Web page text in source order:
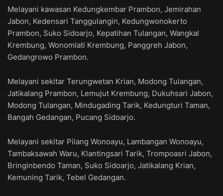
Melayani kawasan Kedungkembar Prambon, Jemirahan
Jabon, Kedensari Tanggulangin, Kedungwonokerto
Prambon, Suko Sidoarjo, Kepatihan Tulangan, Wangkal
Krembung, Wonomlati Krembung, Panggreh Jabon,
Gedangrowo Prambon.
Melayani sekitar Terungwetan Krian, Modong Tulangan,
Jatikalang Prambon, Lemujut Krembung, Dukuhsari Jabon,
Modong Tulangan, Mindugading Tarik, Kedungturi Taman,
Bangah Gedangan, Pucang Sidoarjo.
Melayani sekitar Pilang Wonoayu, Lambangan Wonoayu,
Tambaksawah Waru, Klantingsari Tarik, Trompoasri Jabon,
Bringinbendo Taman, Suko Sidoarjo, Jatikalang Krian,
Kemuning Tarik, Tebel Gedangan.